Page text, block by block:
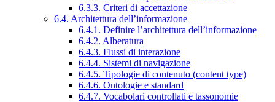
6.3.3. Criteri di accettazione
6.4. Architettura dell’informazione
6.4.1. Definire l’architettura dell’informazione
6.4.2. Alberatura
6.4.3. Flussi di interazione
6.4.4. Sistemi di navigazione
6.4.5. Tipologie di contenuto (content type)
6.4.6. Ontologie e standard
6.4.7. Vocabolari controllati e tassonomie